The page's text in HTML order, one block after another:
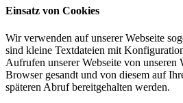
Einsatz von Cookies
Wir verwenden auf unserer Webseite
sind kleine Textdateien mit
Aufrufen unserer Webseite von unseren
Browser gesandt und von diesem auf
späteren Abruf bereitgehalten werden.